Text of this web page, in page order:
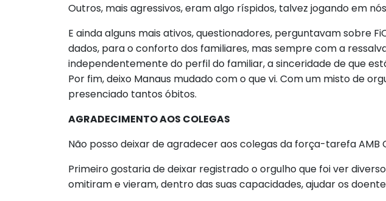
Outros, mais agressivos, eram algo ríspidos, talvez jogando em
E ainda alguns mais ativos, questionadores, perguntavam sobre
dados, para o conforto dos familiares, mas sempre com a
independentemente do perfil do familiar, a sinceridade de que
Por fim, deixo Manaus mudado com o que vi. Com um misto de
presenciado tantos óbitos.
AGRADECIMENTO AOS COLEGAS
Não posso deixar de agradecer aos colegas da força-tarefa AMB
Primeiro gostaria de deixar registrado o orgulho que foi ver
omitiram e vieram, dentro das suas capacidades, ajudar os